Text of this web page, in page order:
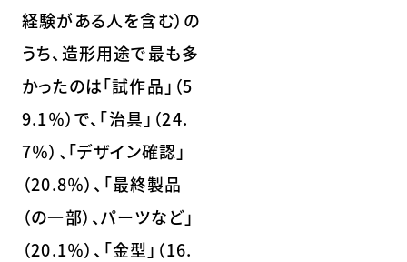
経験がある人を含む）の
うち、造形用途で最も多
かったのは「試作品」（5
9.1％）で、「治具」（24.
7％）、「デザイン確認」
（20.8％）、「最終製品
（の一部）、パーツなど」
（20.1％）、「金型」（16.